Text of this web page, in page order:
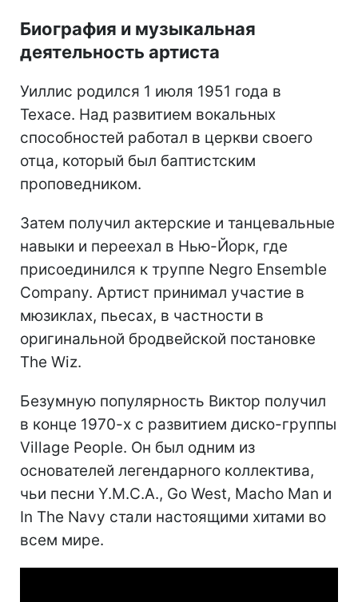
Биография и музыкальная
деятельность артиста
Уиллис родился 1 июля 1951 года в
Техасе. Над развитием вокальных
способностей работал в церкви своего
отца, который был баптистским
проповедником.
Затем получил актерские и танцевальные
навыки и переехал в Нью-Йорк, где
присоединился к труппе Negro Ensemble
Company. Артист принимал участие в
мюзиклах, пьесах, в частности в
оригинальной бродвейской постановке
The Wiz.
Безумную популярность Виктор получил
в конце 1970-х с развитием диско-группы
Village People. Он был одним из
основателей легендарного коллектива,
чьи песни Y.M.C.A., Go West, Macho Man и
In The Navy стали настоящими хитами во
всем мире.